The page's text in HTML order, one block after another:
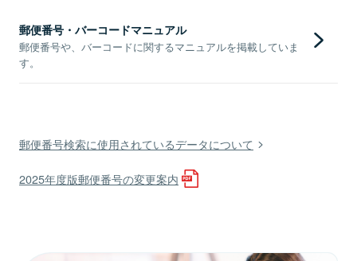
郵便番号・バーコードマニュアル
郵便番号や、バーコードに関するマニュアルを掲載していま
す。
郵便番号検索に使用されているデータについて
2025年度版郵便番号の変更案内